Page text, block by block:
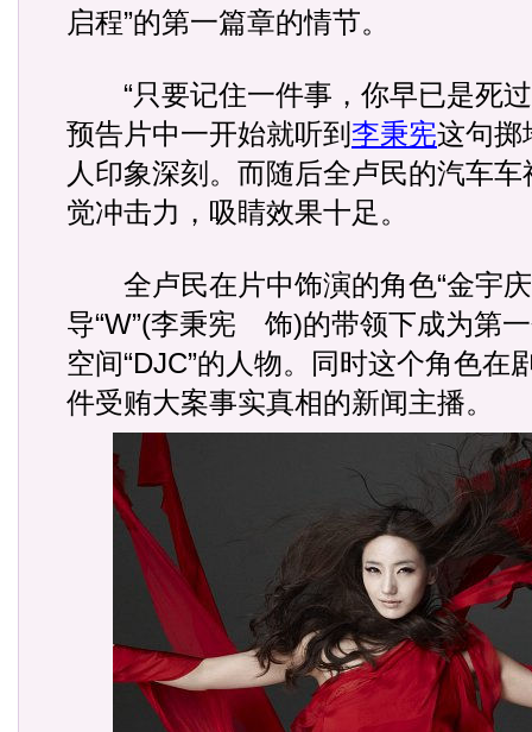
启程”的第一篇章的情节。
“只要记住一件事，你早已是死过
预告片中一开始就听到 李秉宪这句掷
人印象深刻。而随后全卢民的汽车
觉冲击力，吸睛效果十足。
全卢民在片中饰演的角色“金宇庆
导“W”(李秉宪 饰)的带领下成为第
空间“DJC”的人物。同时这个角色在
件受贿大案事实真相的新闻主播。